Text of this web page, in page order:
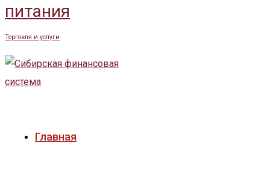
питания
Торговля и услуги
Главная